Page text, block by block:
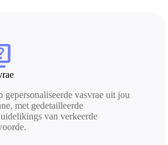
gepersonaliseerde vasvrae uit jou
met gedetailleerde
van verkeerde